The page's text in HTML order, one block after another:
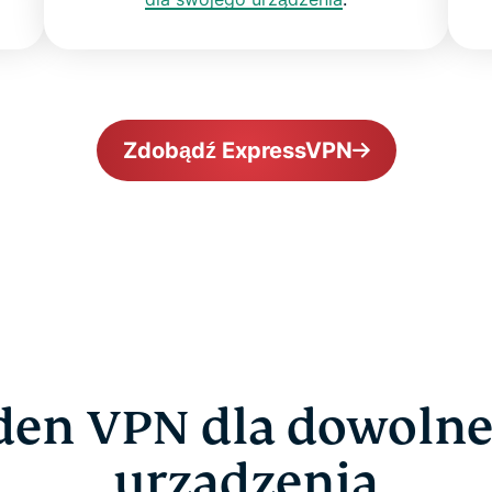
Zdobądź ExpressVPN
VPN dla